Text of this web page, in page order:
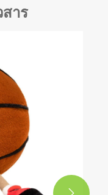
าร
งใหญ่ต่อไปใน